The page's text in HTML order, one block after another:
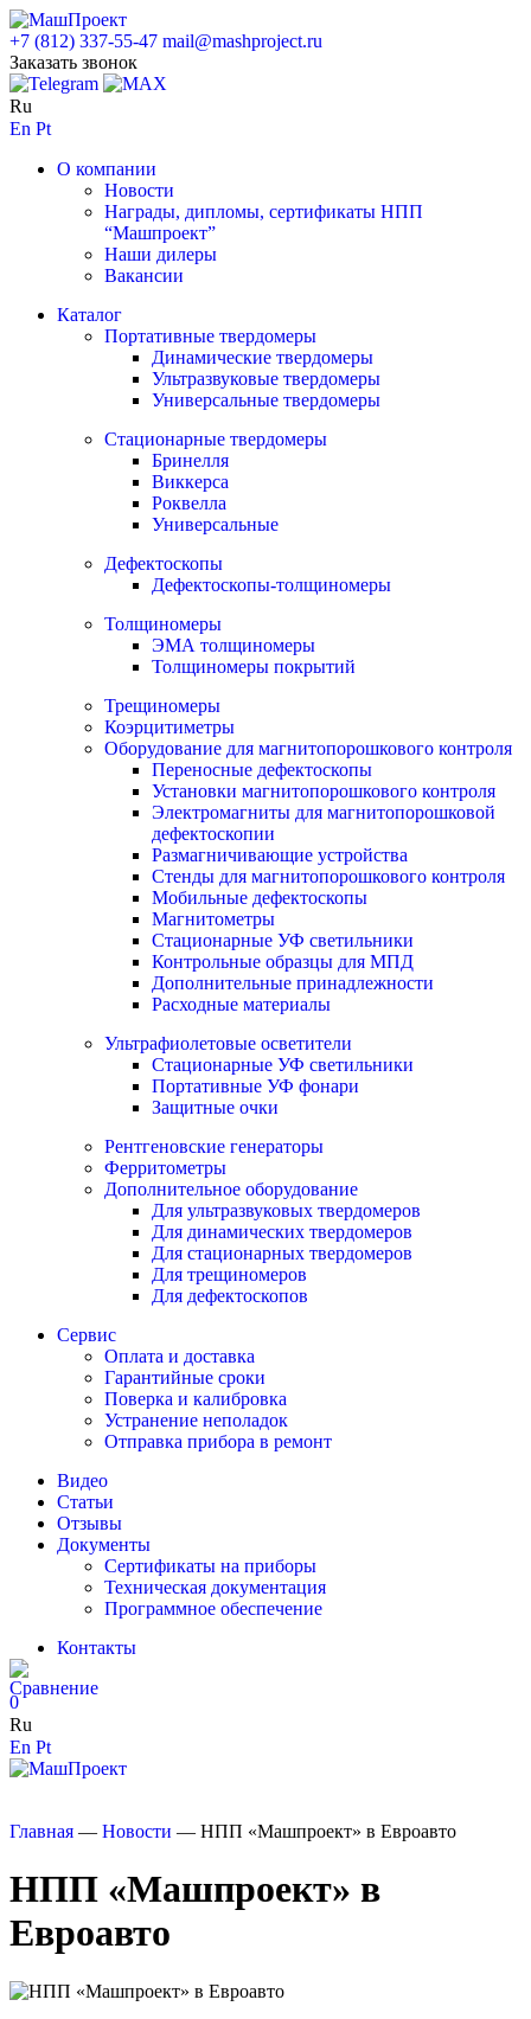
+7 (812) 337-55-47 mail@mashproject.ru
Заказать звонок
Ru
En Pt
О компании
Новости
Награды, дипломы, сертификаты НПП
“Машпроект”
Наши дилеры
Вакансии
Каталог
Портативные твердомеры
Динамические твердомеры
Ультразвуковые твердомеры
Универсальные твердомеры
Стационарные твердомеры
Бринелля
Виккерса
Роквелла
Универсальные
Дефектоскопы
Дефектоскопы-толщиномеры
Толщиномеры
ЭМА толщиномеры
Толщиномеры покрытий
Трещиномеры
Коэрцитиметры
Оборудование для магнитопорошкового контроля
Переносные дефектоскопы
Установки магнитопорошкового контроля
Электромагниты для магнитопорошковой
дефектоскопии
Размагничивающие устройства
Стенды для магнитопорошкового контроля
Мобильные дефектоскопы
Магнитометры
Стационарные УФ светильники
Контрольные образцы для МПД
Дополнительные принадлежности
Расходные материалы
Ультрафиолетовые осветители
Стационарные УФ светильники
Портативные УФ фонари
Защитные очки
Рентгеновские генераторы
Ферритометры
Дополнительное оборудование
Для ультразвуковых твердомеров
Для динамических твердомеров
Для стационарных твердомеров
Для трещиномеров
Для дефектоскопов
Сервис
Оплата и доставка
Гарантийные сроки
Поверка и калибровка
Устранение неполадок
Отправка прибора в ремонт
Видео
Статьи
Отзывы
Документы
Сертификаты на приборы
Техническая документация
Программное обеспечение
Контакты
0
Ru
En Pt
Главная — Новости — НПП «Машпроект» в Евроавто
НПП «Машпроект» в
Евроавто